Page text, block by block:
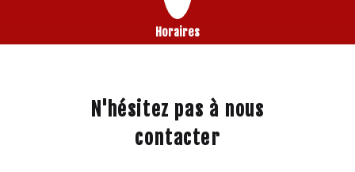
Horaires
N'hésitez pas à nous
contacter